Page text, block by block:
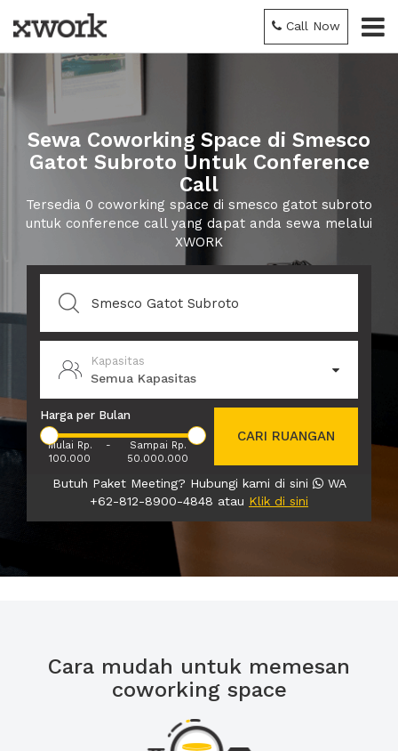
Call Now
Sewa Coworking Space di Smesco
Gatot Subroto Untuk Conference
Call
Tersedia 0 coworking space di smesco gatot subroto
untuk conference call yang dapat anda sewa melalui
XWORK
Kapasitas
Semua Kapasitas
Harga per Bulan
Mulai Rp.
100.000
-
Sampai Rp.
50.000.000
CARI RUANGAN
Butuh Paket Meeting? Hubungi kami di sini
WA
+62-812-8900-4848 atau Klik di sini
Cara mudah untuk memesan
coworking space